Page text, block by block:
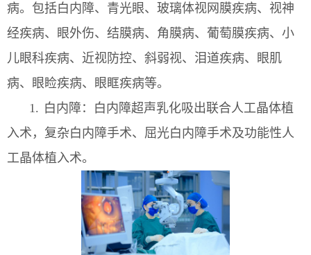
病。包括白内障、青光眼、玻璃体视网膜疾病、视神
经疾病、眼外伤、结膜病、角膜病、葡萄膜疾病、小
儿眼科疾病、近视防控、斜弱视、泪道疾病、眼肌
病、眼睑疾病、眼眶疾病等。
1. 白内障：白内障超声乳化吸出联合人工晶体植
入术，复杂白内障手术、屈光白内障手术及功能性人
工晶体植入术。